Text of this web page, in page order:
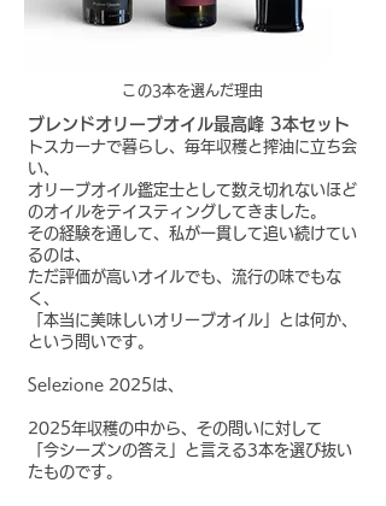
​この3本を選んだ理由
ブレンドオリーブオイル最高峰 3本セット
トスカーナで暮らし、毎年収穫と搾油に立ち会
い、
オリーブオイル鑑定士として数え切れないほど
のオイルをテイスティングしてきました。
その経験を通して、私が一貫して追い続けてい
るのは、
ただ評価が高いオイルでも、流行の味でもな
く、
「本当に美味しいオリーブオイル」とは何か、
という問いです。
Selezione 2025は、
2025年収穫の中から、その問いに対して
「今シーズンの答え」と言える3本を選び抜い
たものです。